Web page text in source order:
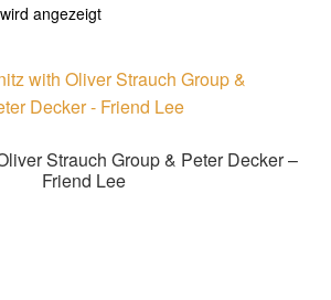
angezeigt
Strauch Group & Peter Decker –
Friend Lee